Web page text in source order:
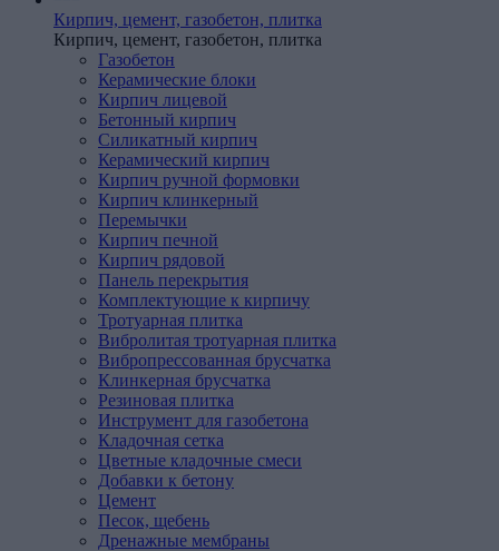
Кирпич, цемент, газобетон, плитка
Кирпич, цемент, газобетон, плитка
Газобетон
Керамические блоки
Кирпич лицевой
Бетонный кирпич
Силикатный кирпич
Керамический кирпич
Кирпич ручной формовки
Кирпич клинкерный
Перемычки
Кирпич печной
Кирпич рядовой
Панель перекрытия
Комплектующие к кирпичу
Тротуарная плитка
Вибролитая тротуарная плитка
Вибропрессованная брусчатка
Клинкерная брусчатка
Резиновая плитка
Инструмент для газобетона
Кладочная сетка
Цветные кладочные смеси
Добавки к бетону
Цемент
Песок, щебень
Дренажные мембраны